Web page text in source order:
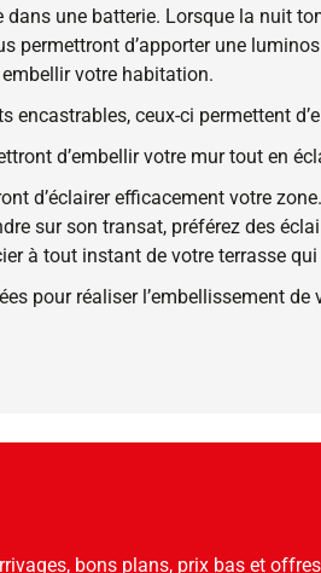
dans une batterie. Lorsque la nuit
permettront d’apporter une
votre habitation.
encastrables, ceux-ci permettent
d’embellir votre mur tout en
d’éclairer efficacement votre
sur son transat, préférez des
à tout instant de votre terrasse
pour réaliser l’embellissement de
bons plans, prix bas et